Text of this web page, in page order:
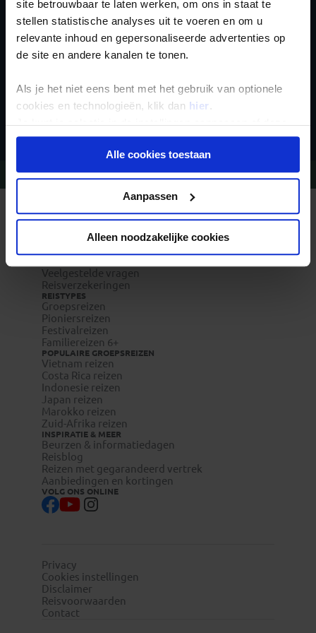
site betrouwbaar te laten werken, om ons in staat te
stellen statistische analyses uit te voeren en om u
relevante inhoud en gepersonaliseerde advertenties op
de site en andere kanalen te tonen.
Als je het niet eens bent met het gebruik van optionele
cookies en technologieën, klik dan hier .
Je kunt je selectie in de instellingen aanpassen of deze
onder aan de pagina op elk gewenst moment voor de
toekomst wijzigen.Alle cookies toestaan
Aanpassen
Alleen noodzakelijke cookies
Inschrijven
Vragen?Bel 020-7887700
REIZEN MET KONING AAP
Waarom Koning Aap?
Bestemmingen
Veelgestelde vragen
Reisverzekeringen
REISTYPES
Groepsreizen
Pioniersreizen
Festivalreizen
Familiereizen 6+
POPULAIRE GROEPSREIZEN
Vietnam reizen
Costa Rica reizen
Indonesie reizen
Japan reizen
Marokko reizen
Zuid-Afrika reizen
INSPIRATIE & MEER
Beurzen & informatiedagen
Reisblog
Reizen met gegarandeerd vertrek
Aanbiedingen en kortingen
VOLG ONS ONLINE
Privacy
Cookies instellingen
Disclaimer
Reisvoorwaarden
Contact